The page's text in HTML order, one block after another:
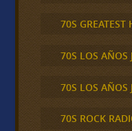
70S GREATEST
70S LOS AÑOS
70S LOS AÑOS
70S ROCK